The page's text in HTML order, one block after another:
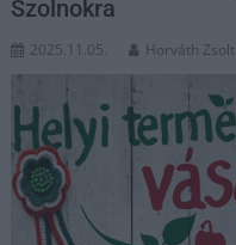
Szolnokra
2025.11.05. Horváth Zsolt